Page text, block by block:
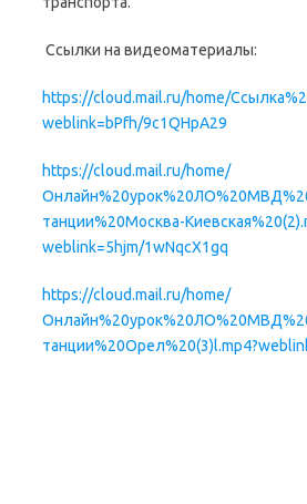
Ссылки на видеоматериалы:
https://cloud.mail.ru/home/
weblink=bPfh/9c1QHpA29
https://cloud.mail.ru/home/
танции%20Москва-
weblink=5hjm/1wNqcX1gq
https://cloud.mail.ru/home/